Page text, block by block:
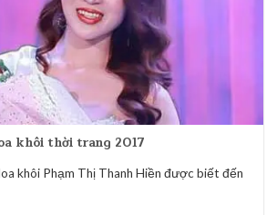
khôi thời trang 2017
khôi Phạm Thị Thanh Hiền được biết đến